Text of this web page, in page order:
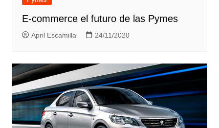
E-commerce el futuro de las Pymes
April Escamilla 24/11/2020